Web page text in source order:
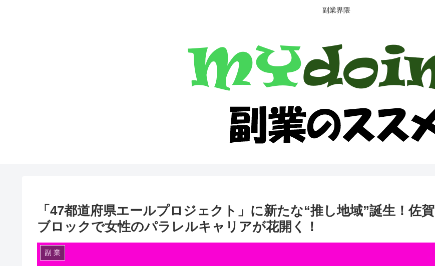
副業界隈
「47都道府県エールプロジェクト」に新たな“推し地域”誕生！佐賀
ブロックで女性のパラレルキャリアが花開く！
副 業